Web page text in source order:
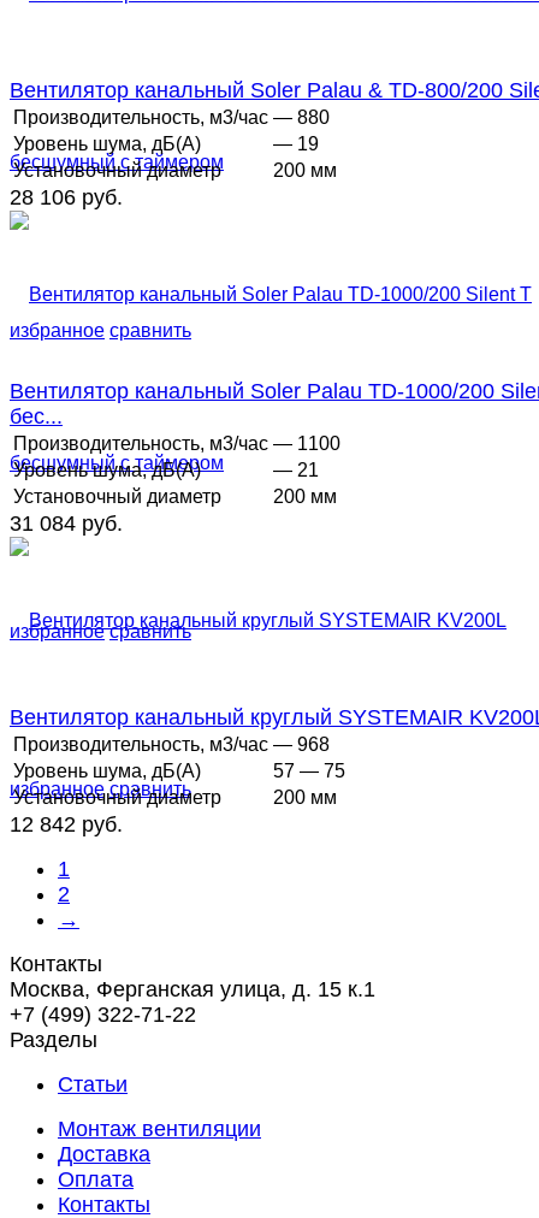
избранное сравнить
Вентилятор канальный Soler Palau & TD-800/200
Производительность, м3/час — 880
Уровень шума, дБ(А)
— 19
Установочный диаметр
200 мм
28 106 руб.
избранное сравнить
Вентилятор канальный Soler Palau TD-1000/200
бес...
Производительность, м3/час — 1100
Уровень шума, дБ(А)
— 21
Установочный диаметр
200 мм
31 084 руб.
избранное сравнить
Вентилятор канальный круглый SYSTEMAIR
Производительность, м3/час — 968
Уровень шума, дБ(А)
57 — 75
Установочный диаметр
200 мм
12 842 руб.
1
2
→
Контакты
Москва, Ферганская улица, д. 15 к.1
+7 (499) 322-71-22
Разделы
Статьи
Монтаж вентиляции
Доставка
Оплата
Контакты